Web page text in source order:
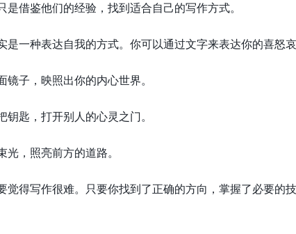
是借鉴他们的经验，找到适合自己的写作方式。
是一种表达自我的方式。你可以通过文字来表达你的喜怒
子，映照出你的内心世界。
匙，打开别人的心灵之门。
，照亮前方的道路。
觉得写作很难。只要你找到了正确的方向，掌握了必要的